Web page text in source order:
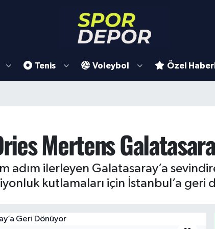
Tenis Voleybol Özel
Mertens
adım ilerleyen Galatasaray’a
kutlamaları için İstanbul’a geri